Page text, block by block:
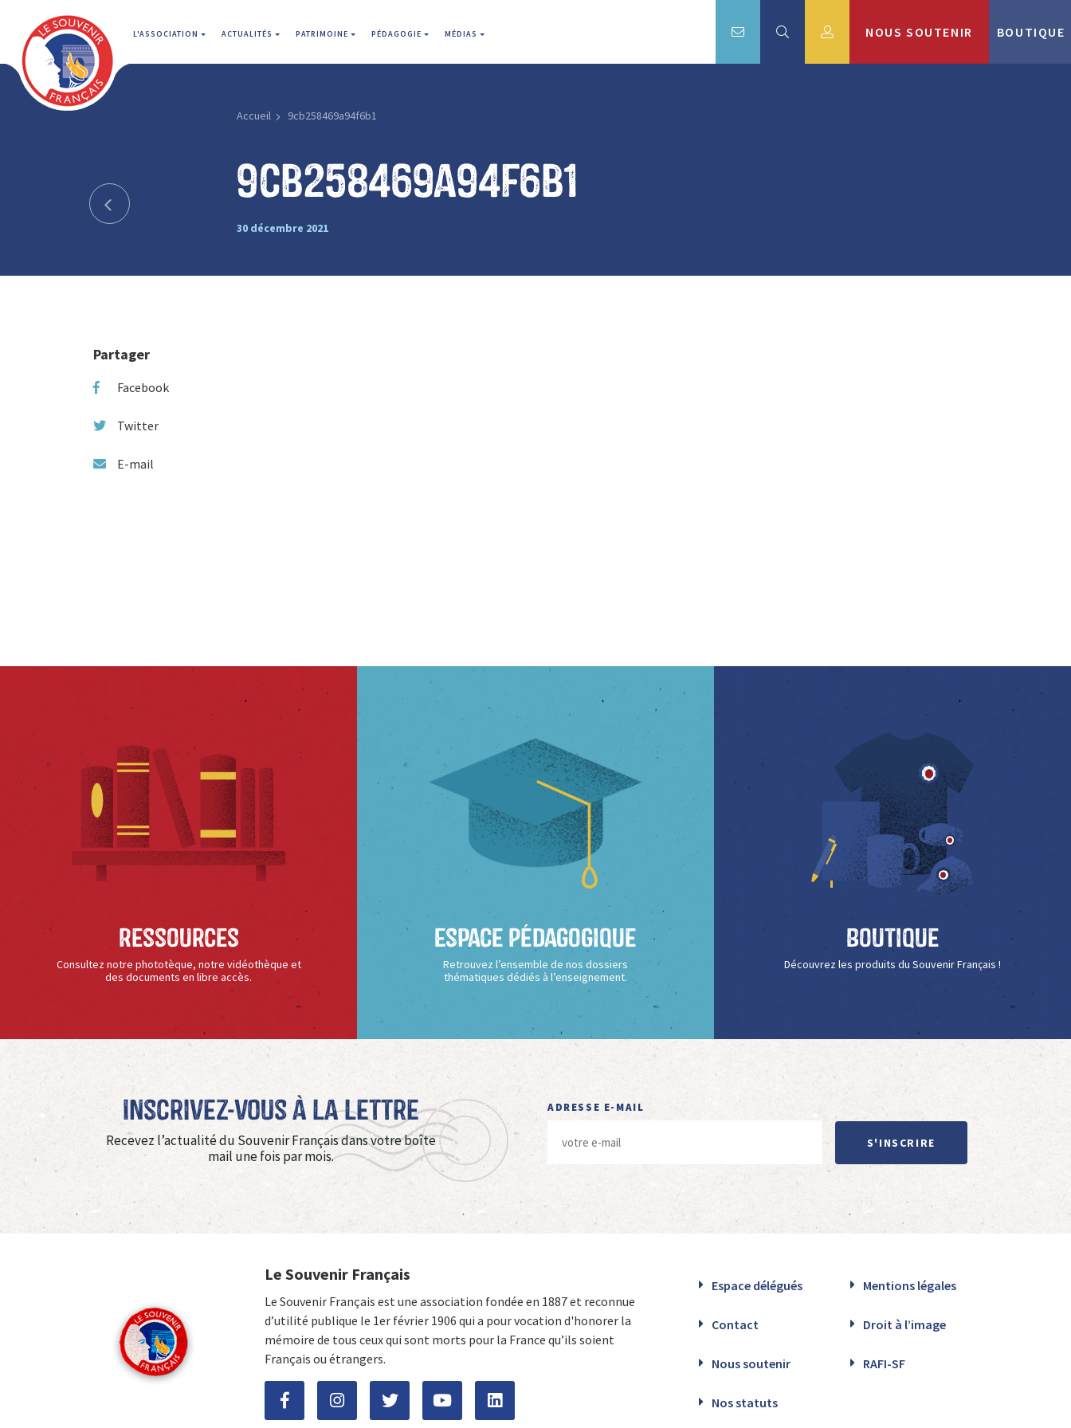
L'ASSOCIATION ACTUALITÉS PATRIMOINE PÉDAGOGIE MÉDIAS NOUS SOUTENIR BOUTIQUE
Accueil 9cb258469a94f6b1
9cb258469a94f6b1
30 décembre 2021
Partager
Facebook
Twitter
E-mail
Ressources
Consultez notre phototèque, notre vidéothèque et
des documents en libre accès.
Espace Pédagogique
Retrouvez l’ensemble de nos dossiers
thématiques dédiés à l’enseignement.
Boutique
Découvrez les produits du Souvenir Français !
Inscrivez-vous à La Lettre
Recevez l’actualité du Souvenir Français dans votre boîte
mail une fois par mois.
ADRESSE E-MAIL
S'INSCRIRE
Le Souvenir Français
Le Souvenir Français est une association fondée en 1887 et reconnue
d’utilité publique le 1er février 1906 qui a pour vocation d'honorer la
mémoire de tous ceux qui sont morts pour la France qu’ils soient
Français ou étrangers.
Espace délégués Mentions légales
Contact Droit à l’image
Nous soutenir RAFI-SF
Nos statuts